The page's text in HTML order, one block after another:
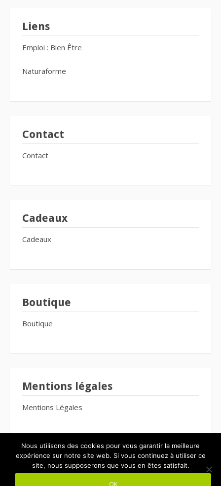
Liens
Emploi : Bien Être
Naturaforme
Contact
Contact
Cadeaux
Cadeaux
Boutique
Boutique
Mentions légales
Mentions Légales
Nous utilisons des cookies pour vous garantir la meilleure
expérience sur notre site web. Si vous continuez à utiliser ce
site, nous supposerons que vous en êtes satisfait.
OK